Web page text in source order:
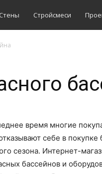
Стены Стройсмеси
время многие
себе в покупке
сезона. Интернет-
бассейнов и